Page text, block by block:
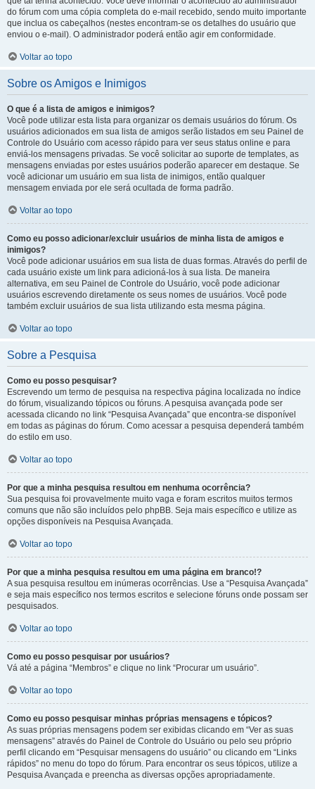
do fórum com uma cópia completa do e-mail recebido, sendo muito importante
que inclua os cabeçalhos (nestes encontram-se os detalhes do usuário que
enviou o e-mail). O administrador poderá então agir em conformidade.
Voltar ao topo
Sobre os Amigos e Inimigos
O que é a lista de amigos e inimigos?
Você pode utilizar esta lista para organizar os demais usuários do fórum. Os
usuários adicionados em sua lista de amigos serão listados em seu Painel de
Controle do Usuário com acesso rápido para ver seus status online e para
enviá-los mensagens privadas. Se você solicitar ao suporte de templates, as
mensagens enviadas por estes usuários poderão aparecer em destaque. Se
você adicionar um usuário em sua lista de inimigos, então qualquer
mensagem enviada por ele será ocultada de forma padrão.
Voltar ao topo
Como eu posso adicionar/excluir usuários de minha lista de amigos e
inimigos?
Você pode adicionar usuários em sua lista de duas formas. Através do perfil de
cada usuário existe um link para adicioná-los à sua lista. De maneira
alternativa, em seu Painel de Controle do Usuário, você pode adicionar
usuários escrevendo diretamente os seus nomes de usuários. Você pode
também excluir usuários de sua lista utilizando esta mesma página.
Voltar ao topo
Sobre a Pesquisa
Como eu posso pesquisar?
Escrevendo um termo de pesquisa na respectiva página localizada no índice
do fórum, visualizando tópicos ou fóruns. A pesquisa avançada pode ser
acessada clicando no link “Pesquisa Avançada” que encontra-se disponível
em todas as páginas do fórum. Como acessar a pesquisa dependerá também
do estilo em uso.
Voltar ao topo
Por que a minha pesquisa resultou em nenhuma ocorrência?
Sua pesquisa foi provavelmente muito vaga e foram escritos muitos termos
comuns que não são incluídos pelo phpBB. Seja mais específico e utilize as
opções disponíveis na Pesquisa Avançada.
Voltar ao topo
Por que a minha pesquisa resultou em uma página em branco!?
A sua pesquisa resultou em inúmeras ocorrências. Use a “Pesquisa Avançada”
e seja mais específico nos termos escritos e selecione fóruns onde possam ser
pesquisados.
Voltar ao topo
Como eu posso pesquisar por usuários?
Vá até a página “Membros” e clique no link “Procurar um usuário”.
Voltar ao topo
Como eu posso pesquisar minhas próprias mensagens e tópicos?
As suas próprias mensagens podem ser exibidas clicando em “Ver as suas
mensagens” através do Painel de Controle do Usuário ou pelo seu próprio
perfil clicando em “Pesquisar mensagens do usuário” ou clicando em “Links
rápidos” no menu do topo do fórum. Para encontrar os seus tópicos, utilize a
Pesquisa Avançada e preencha as diversas opções apropriadamente.